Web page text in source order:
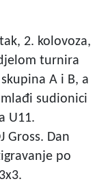
2. kolovoza,
turnira
A i B, a
sudionici
U11.
Gross. Dan
po